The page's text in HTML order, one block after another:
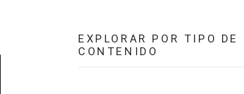
EXPLORAR POR TIPO DE
CONTENIDO